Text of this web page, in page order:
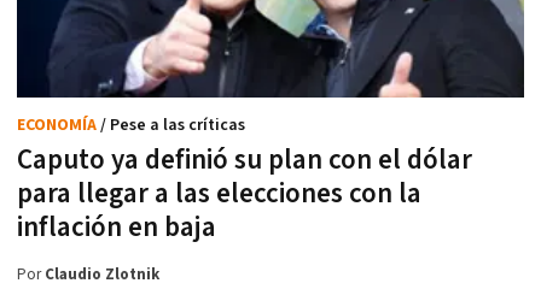
Caputo ya definió su plan con el dólar
para llegar a las elecciones con la
inflación en baja
ECONOMÍA/ Pese a las críticas
PorClaudio Zlotnik